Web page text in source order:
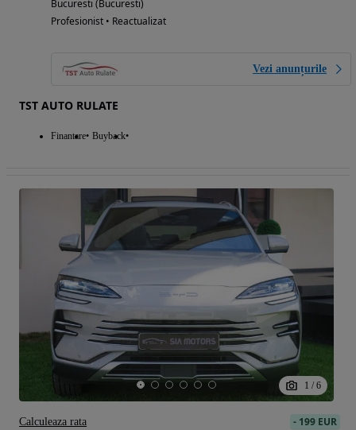
Bucuresti (Bucuresti)
Profesionist • Reactualizat
Vezi anunțurile
TST AUTO RULATE
Finantare Buyback
1 / 6
- 199 EUR
Calculeaza rata